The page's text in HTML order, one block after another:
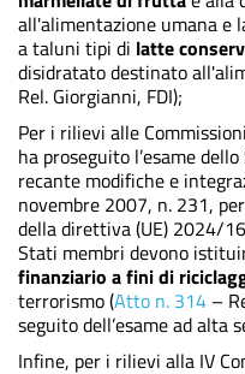
all'alimentazione umana
a taluni tipi di latte
disidratato destinato
Rel. Giorgianni, FDI);
Per i rilievi alle
ha proseguito l’esame
recante modifiche e
novembre 2007, n. 231,
della direttiva (UE) 2024/
Stati membri devono
finanziario a fini di
terrorismo (Atto n. 314 –
seguito dell’esame ad alta
Infine, per i rilievi alla IV